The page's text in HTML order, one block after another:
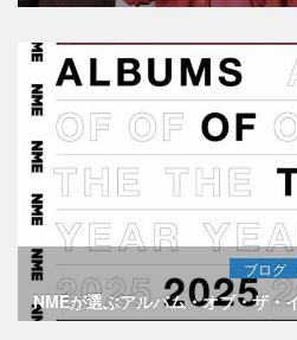
ブログ
NMEが選ぶアルバム・オブ・ザ・